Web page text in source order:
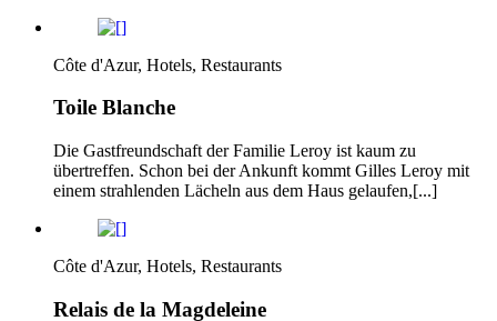
Côte d'Azur, Hotels, Restaurants
Toile Blanche
Die Gastfreundschaft der Familie Leroy ist kaum zu
übertreffen. Schon bei der Ankunft kommt Gilles Leroy mit
einem strahlenden Lächeln aus dem Haus gelaufen,[...]
Côte d'Azur, Hotels, Restaurants
Relais de la Magdeleine